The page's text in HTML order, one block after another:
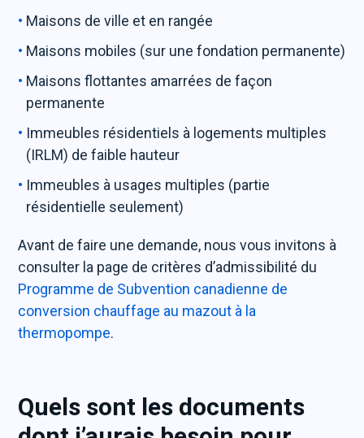
Maisons de ville et en rangée
Maisons mobiles (sur une fondation permanente)
Maisons flottantes amarrées de façon
permanente
Immeubles résidentiels à logements multiples
(IRLM) de faible hauteur
Immeubles à usages multiples (partie
résidentielle seulement)
Avant de faire une demande, nous vous invitons à
consulter la page de critères d’admissibilité du
Programme de Subvention canadienne de
conversion chauffage au mazout à la
thermopompe.
Quels sont les documents